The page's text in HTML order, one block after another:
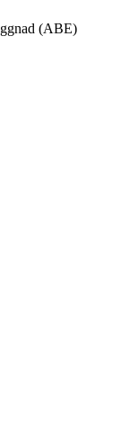
(ABE)